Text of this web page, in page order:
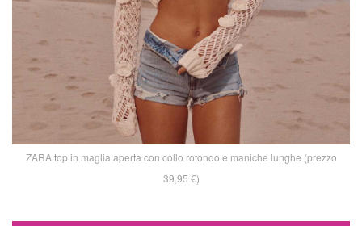
ZARA top in maglia aperta con collo rotondo e maniche lunghe (prezzo
39,95 €)